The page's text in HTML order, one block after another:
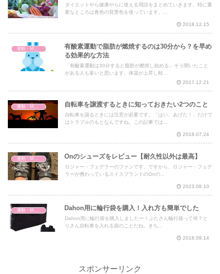
ダイエットやら健康やらに使える用語をまとめていきます。特に重
要なところは青色の背景色を使っています。...
2018.12.15
運動・MMA・身体づくり
有酸素運動で脂肪が燃焼するのは30分から？を早め
る効果的な方法
「有酸素運動は30分すると脂肪が燃焼し始める」そう聞いたこと
がある人も多いと思います。体温が上昇し軽...
2017.12.21
運動・MMA・身体づくり 自転車を譲渡するときに知っておきたい2つのこと
自転車を譲るときには注意が必要です。「はい、あげた！」だけで
はトラブルのもとなんですね。この記事では...
2018.07.24
Onのシューズをレビュー【耐久性以外は最高】
ロジャー・フェデラーのファンです。ですから、ロジャー・フェデ
ラーが携わっているスイスブランドのOnの...
2023.08.10
運動・MMA・身体づくり Dahon用に輪行袋を購入！入れ方も簡単でした
Dahon用に輪行袋を購入しましたー！ぶたさん輪行袋って何？と
りさん自転車を入れる袋のことだね。きち...
2018.09.14
スポンサーリンク